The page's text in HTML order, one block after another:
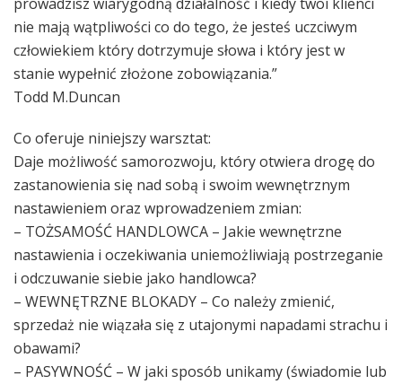
nie mają wątpliwości co do tego, że jesteś uczciwym
człowiekiem który dotrzymuje słowa i który jest w
stanie wypełnić złożone zobowiązania.”
Todd M.Duncan
Co oferuje niniejszy warsztat:
Daje możliwość samorozwoju, który otwiera drogę do
zastanowienia się nad sobą i swoim wewnętrznym
nastawieniem oraz wprowadzeniem zmian:
– TOŻSAMOŚĆ HANDLOWCA – Jakie wewnętrzne
nastawienia i oczekiwania uniemożliwiają postrzeganie
i odczuwanie siebie jako handlowca?
– WEWNĘTRZNE BLOKADY – Co należy zmienić,
sprzedaż nie wiązała się z utajonymi napadami strachu i
obawami?
– PASYWNOŚĆ – W jaki sposób unikamy (świadomie lub